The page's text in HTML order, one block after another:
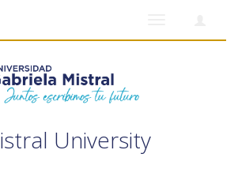
University